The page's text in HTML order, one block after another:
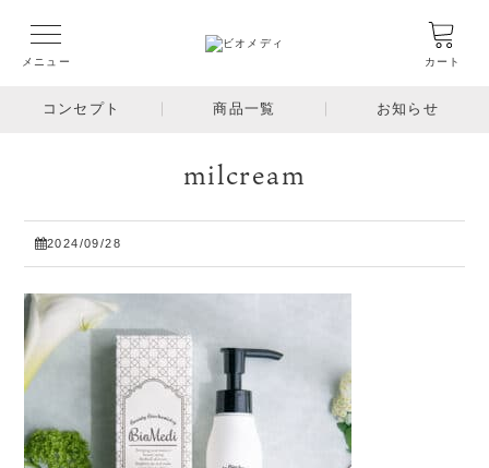
メニュー カート
コンセプト 商品一覧 お知らせ
milcream
2024/09/28